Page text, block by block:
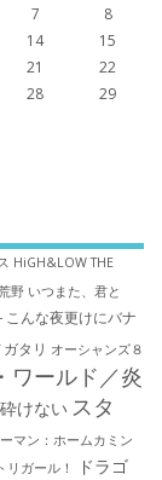
7
8
14
15
21
22
28
29
HiGH&LOW THE
野 いつまた、君と
こんな夜更けにバナ
タリ オーシャンズ８
ワールド／炎
けない スタ
マン：ホームカミン
トリガール！ ドラゴ